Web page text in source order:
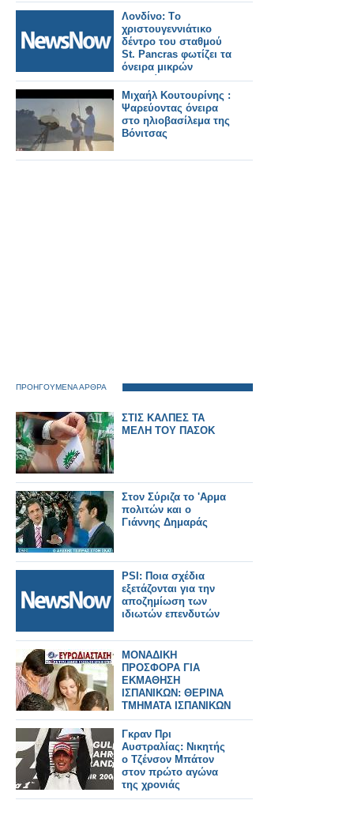
Λονδίνο: Tο
χριστουγεννιάτικο
δέντρο του σταθμού
St. Pancras φωτίζει τα
όνειρα μικρών
ασθενών
Μιχαήλ Κουτουρίνης :
Ψαρεύοντας όνειρα
στο ηλιοβασίλεμα της
Βόνιτσας
ΠΡΟΗΓΟΥΜΕΝΑ ΑΡΘΡΑ
ΣΤΙΣ ΚΑΛΠΕΣ ΤΑ
ΜΕΛΗ ΤΟΥ ΠΑΣΟΚ
Στον Σύριζα το 'Αρμα
πολιτών και ο
Γιάννης Δημαράς
PSI: Ποια σχέδια
εξετάζονται για την
αποζημίωση των
ιδιωτών επενδυτών
ΜΟΝΑΔΙΚΗ
ΠΡΟΣΦΟΡΑ ΓΙΑ
ΕΚΜΑΘΗΣΗ
ΙΣΠΑΝΙΚΩΝ: ΘΕΡΙΝΑ
ΤΜΗΜΑΤΑ ΙΣΠΑΝΙΚΩΝ
ΓΙΑ ΕΝΗΛΙΚΕΣ ΜΕ
ΕΚΠΤΩΣΗ 50%!
Γκραν Πρι
Αυστραλίας: Νικητής
ο Τζένσον Μπάτον
στον πρώτο αγώνα
της χρονιάς